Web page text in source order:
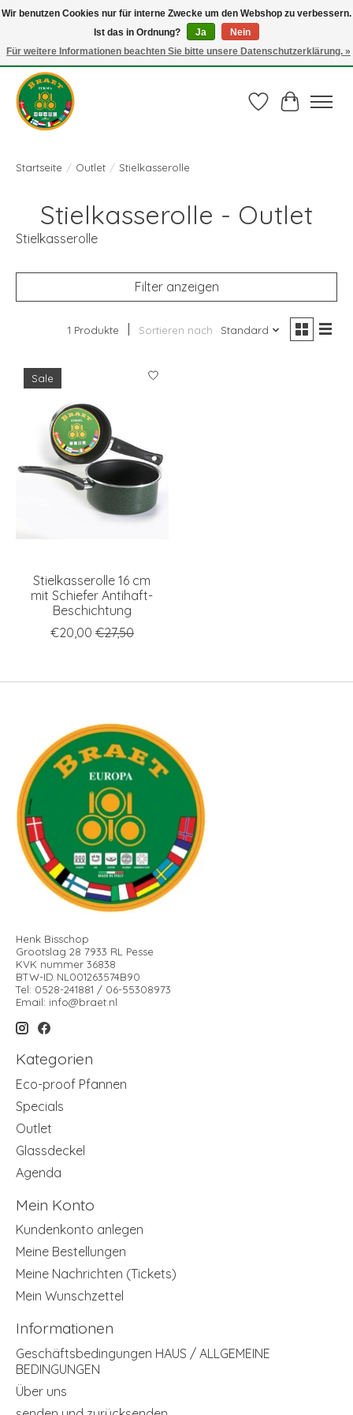
Juli actie: 10% korting op alle ECO-PROOF pannen en bij een bestelling van €
75,00 of meer ook nog een mooie vleestang t.w.v. € 10,00 HELEMAAL GRATIS
Gebruik de code: ECO-PROOF.
Wunschzettel
Ihr
Startseite / Outlet / Stielkasserolle
Stielkasserolle - Outlet
Stielkasserolle
Filter anzeigen
1 Produkte Sortieren nach Standard
Sale
Stielkasserolle 16 cm
mit Schiefer Antihaft-
Beschichtung
€20,00 €27,50
Henk Bisschop
Grootslag 28 7933 RL Pesse
KVK nummer 36838
BTW-ID NL001263574B90
Tel: 0528-241881 / 06-55308973
Email: info@braet.nl
Kategorien
Eco-proof Pfannen
Specials
Outlet
Glassdeckel
Agenda
Mein Konto
Kundenkonto anlegen
Meine Bestellungen
Meine Nachrichten (Tickets)
Mein Wunschzettel
Informationen
Geschäftsbedingungen HAUS / ALLGEMEINE
BEDINGUNGEN
Über uns
Wir benutzen Cookies nur für interne Zwecke um den Webshop zu verbessern.
Ist das in Ordnung?
Ja
Nein
Für weitere Informationen beachten Sie bitte unsere Datenschutzerklärung. »